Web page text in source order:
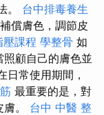
。 台中排毒養生
償膚色，調節皮
壓課程 學整骨 如
顧自己的膚色並
日常使用期間，
最重要的是，對
。 台中 中醫 整